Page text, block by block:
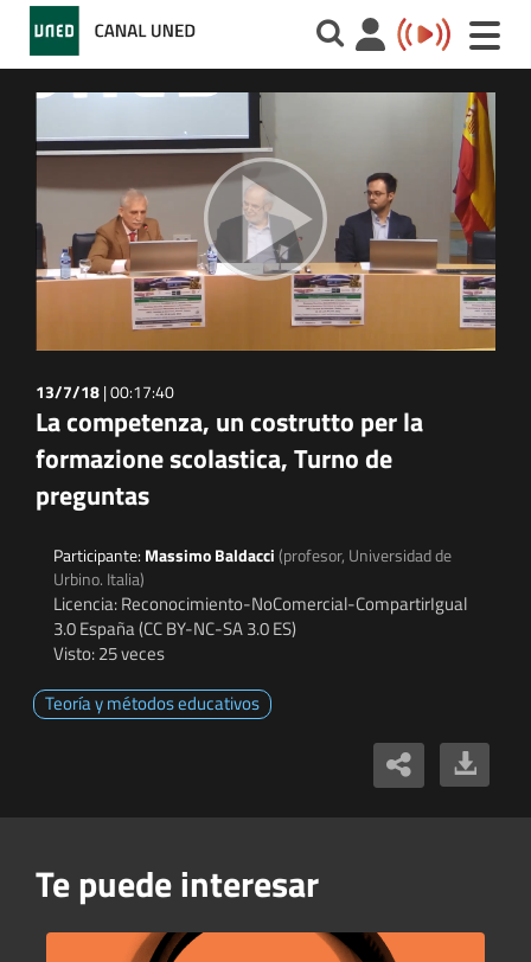
Toggle
13/7/18|00:17:40
La competenza, un costrutto per la
formazione scolastica, Turno de
preguntas
Participante: Massimo Baldacci(profesor, Universidad de
Urbino. Italia)
Licencia: Reconocimiento-NoComercial-CompartirIgual
3.0 España (CC BY-NC-SA 3.0 ES)
Visto: 25 veces
Teoría y métodos educativos
Te puede interesar